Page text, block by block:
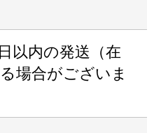
以内の発送（在
場合がございま